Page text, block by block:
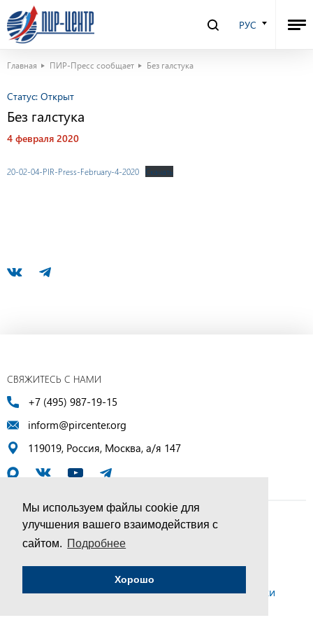
Мы используем файлы cookie для
улучшения вашего взаимодействия с
сайтом. Подробнее
Хорошо
РУС
Главная ПИР-Пресс сообщает Без галстука
Статус: Открыт
Без галстука
4 февраля 2020
20-02-04-PIR-Press-February-4-2020 Скачать
СВЯЖИТЕСЬ С НАМИ
+7 (495) 987-19-15
inform@pircenter.org
119019, Россия, Москва, а/я 147
© ПИР-Центр, 1994–2025 | Все права защищены
Соглашение об обработке персональных данных
Политика конфиденциальности и условия обработки